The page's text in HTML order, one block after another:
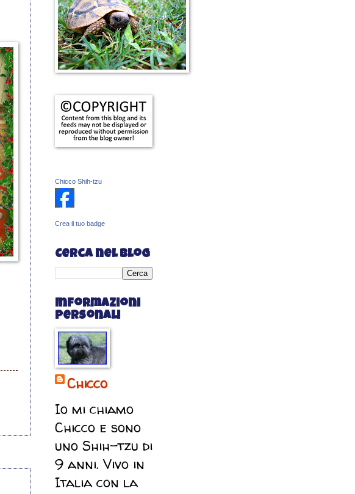
Chicco Shih-tzu
Crea il tuo badge
Cerca nel blog
Informazioni
personali
Chicco
Io mi chiamo
Chicco e sono
uno Shih-tzu di
9 anni. Vivo in
Italia con la